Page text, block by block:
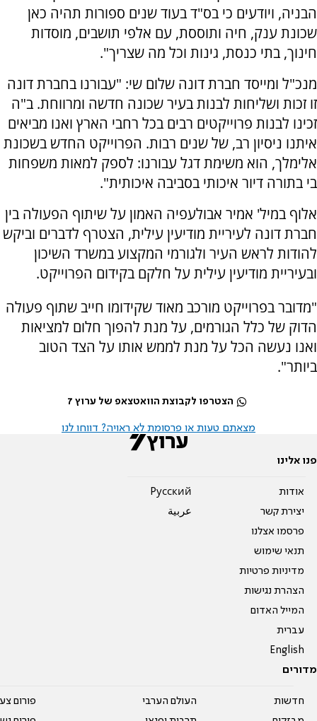
הבניה, ויודעים כי בס"ד בעוד שנים ספורות תהיה כאן
שכונת ענק, חיה ותוססת, עם אלפי תושבים, מוסדות
חינוך, בתי כנסת, גינות וכל מה שצריך".
מנכ"ל ומייסד חברת דונה שלום שי: "עבורנו בחברת דונה
זו זכות ושליחות לבנות בעיר שכונה חדשה ומרווחת. ב"ה
זכינו לבנות פרוייקטים רבים בכל רחבי הארץ ואנו מביאים
איתנו ניסיון רב, של שנים רבות. הפרוייקט החדש בשכונת
אלימלך, הוא משימת דגל עבורנו: לספק למאות משפחות
בי בתורה דיור איכותי בסביבה איכותית".
אלוף במיל' אמיר אבולעפיה האמון על שיתוף הפעולה בין
חברת דונה לעיריית מודיעין עילית, הצטרף לדברים וביקש
להודות לראש העיר ולגורמי המקצוע במשרד השיכון
ובעיריית מודיעין עילית על חלקם בקידום הפרוייקט.
"מדובר בפרוייקט מורכב מאוד שקידומו חייב שתוף פעולה
הדוק של כלל הגורמים, על מנת להפוך חלום למציאות
ואנו נעשה הכל על מנת לממש אותו על הצד הטוב
ביותר".
הצטרפו לקבוצת הוואטצאפ של ערוץ 7
מצאתם טעות או פרסומת לא ראויה? דווחו לנו
פנו אלינו
אודות
יצירת קשר
פרסמו אצלנו
תנאי שימוש
מדיניות פרטיות
הצהרת נגישות
המייל האדום
עברית
English
Pусский
عربية
מדורים
חדשות
העולם הערבי
פורום